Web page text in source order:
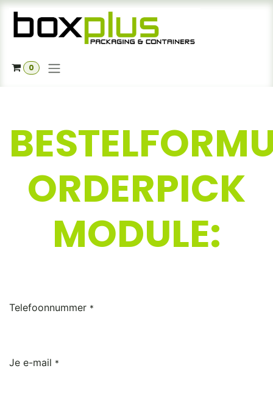
Se rendre au contenu
0
ORDERPICK
MODULE:
Telefoonnummer *
Je e-mail *